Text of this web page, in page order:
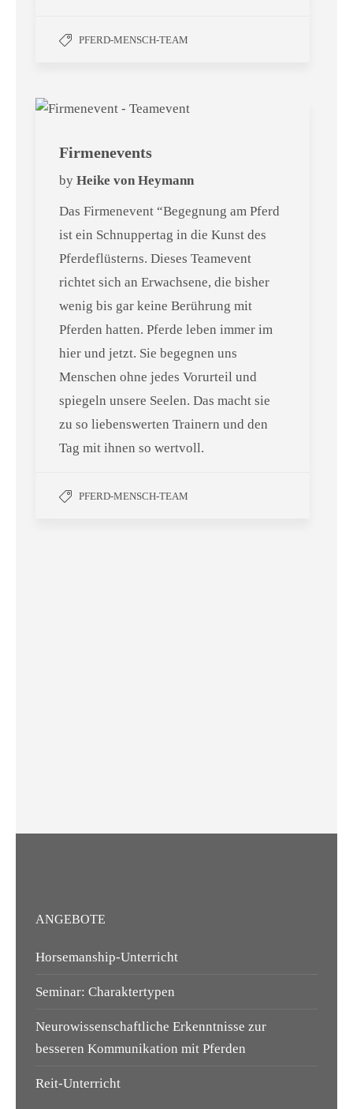
PFERD-MENSCH-TEAM
Firmenevents
by Heike von Heymann
Das Firmenevent “Begegnung am Pferd
ist ein Schnuppertag in die Kunst des
Pferdeflüsterns. Dieses Teamevent
richtet sich an Erwachsene, die bisher
wenig bis gar keine Berührung mit
Pferden hatten. Pferde leben immer im
hier und jetzt. Sie begegnen uns
Menschen ohne jedes Vorurteil und
spiegeln unsere Seelen. Das macht sie
zu so liebenswerten Trainern und den
Tag mit ihnen so wertvoll.
PFERD-MENSCH-TEAM
ANGEBOTE
Horsemanship-Unterricht
Seminar: Charaktertypen
Neurowissenschaftliche Erkenntnisse zur
besseren Kommunikation mit Pferden
Reit-Unterricht